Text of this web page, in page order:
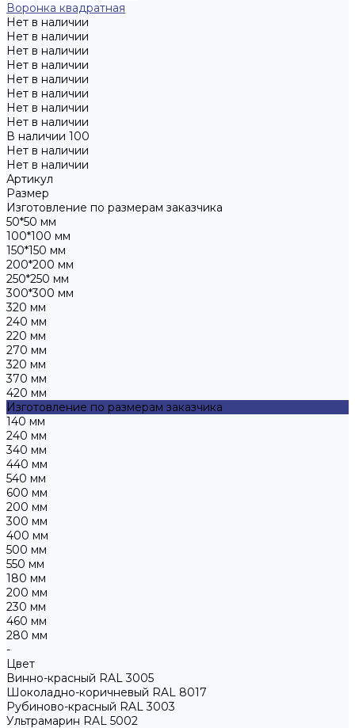
Воронка квадратная
Нет в наличии
Нет в наличии
Нет в наличии
Нет в наличии
Нет в наличии
Нет в наличии
Нет в наличии
Нет в наличии
В наличии 100
Нет в наличии
Нет в наличии
Артикул
Размер
Изготовление по размерам заказчика
50*50 мм
100*100 мм
150*150 мм
200*200 мм
250*250 мм
300*300 мм
320 мм
240 мм
220 мм
270 мм
320 мм
370 мм
420 мм
Изготовление по размерам заказчика
140 мм
240 мм
340 мм
440 мм
540 мм
600 мм
200 мм
300 мм
400 мм
500 мм
550 мм
180 мм
200 мм
230 мм
460 мм
280 мм
-
Цвет
Винно-красный RAL 3005
Шоколадно-коричневый RAL 8017
Рубиново-красный RAL 3003
Ультрамарин RAL 5002